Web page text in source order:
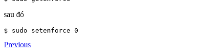
sau đó
$ sudo setenforce 0
Previous